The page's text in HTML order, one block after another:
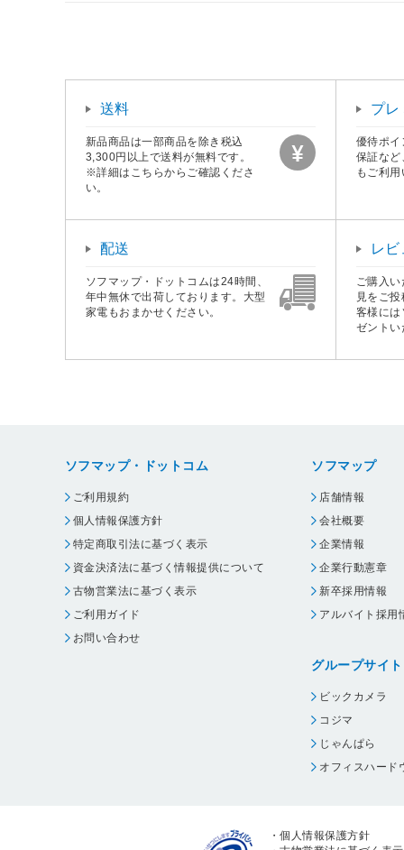
送料
新品商品は一部商品を除き税込
3,300円以上で送料が無料です。
※詳細はこちらからご確認くださ
い。
プレ
優待ポイ
保証など
もご利用
配送
ソフマップ・ドットコムは24時間、
年中無休で出荷しております。大型
家電もおまかせください。
レビ
ご購入
見をご
客様には
ゼントい
ソフマップ・ドットコム
ご利用規約
個人情報保護方針
特定商取引法に基づく表示
資金決済法に基づく情報提供について
古物営業法に基づく表示
ご利用ガイド
お問い合わせ
ソフマップ
店舗情報
会社概要
企業情報
企業行動憲章
新卒採用情報
アルバイト採用
グループサイト
ビックカメラ
コジマ
じゃんぱら
オフィスハード
・個人情報保護方針